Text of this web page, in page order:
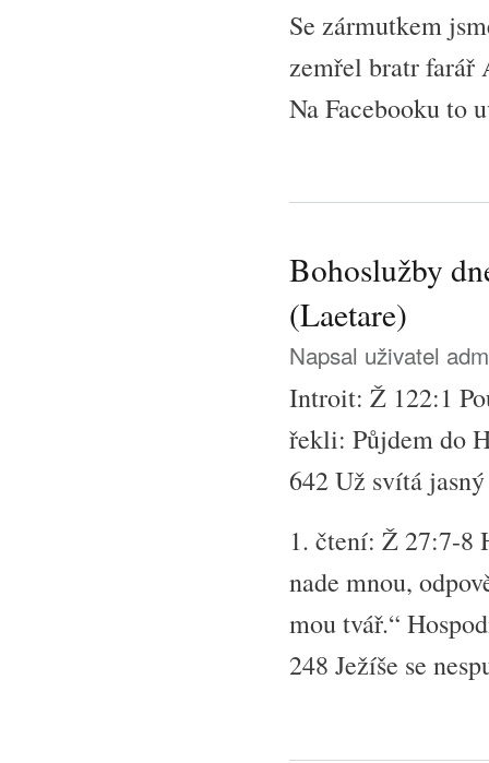
Se zármutkem
zemřel bratr farář
Na Facebooku to
Bohoslužby
(Laetare)
Napsal uživatel
Introit: Ž 122:1
řekli: Půjdem do
642 Už svítá
1. čtení: Ž 27:7-8
nade mnou,
mou tvář.“
248 Ježíše se